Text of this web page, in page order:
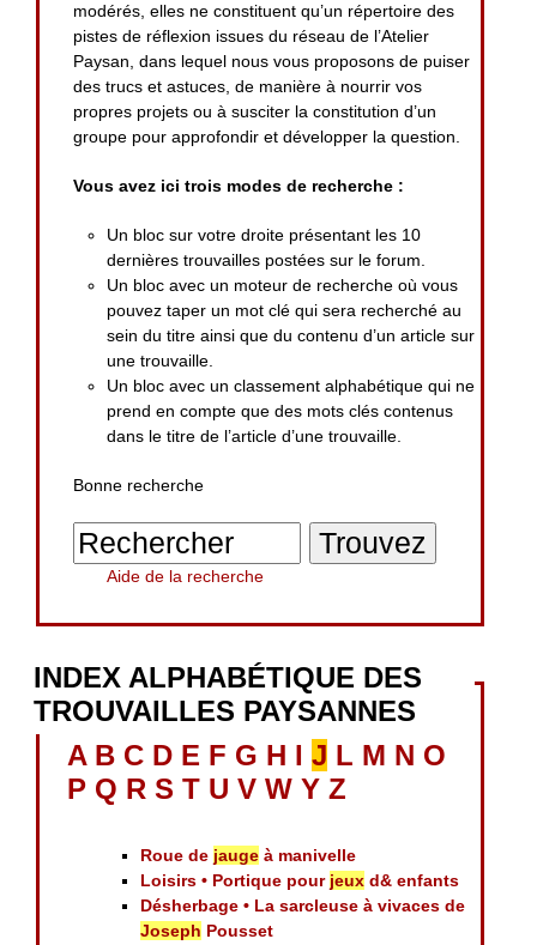
modérés, elles ne constituent qu’un répertoire des
pistes de réflexion issues du réseau de l’Atelier
Paysan, dans lequel nous vous proposons de puiser
des trucs et astuces, de manière à nourrir vos
propres projets ou à susciter la constitution d’un
groupe pour approfondir et développer la question.
Vous avez ici trois modes de recherche :
Un bloc sur votre droite présentant les 10
dernières trouvailles postées sur le forum.
Un bloc avec un moteur de recherche où vous
pouvez taper un mot clé qui sera recherché au
sein du titre ainsi que du contenu d’un article sur
une trouvaille.
Un bloc avec un classement alphabétique qui ne
prend en compte que des mots clés contenus
dans le titre de l’article d’une trouvaille.
Bonne recherche
Aide de la recherche
INDEX ALPHABÉTIQUE DES
TROUVAILLES PAYSANNES
A B C D E F G H I J L M N O
P Q R S T U V W Y Z
Roue de jauge à manivelle
Loisirs • Portique pour jeux d& enfants
Désherbage • La sarcleuse à vivaces de
Joseph Pousset